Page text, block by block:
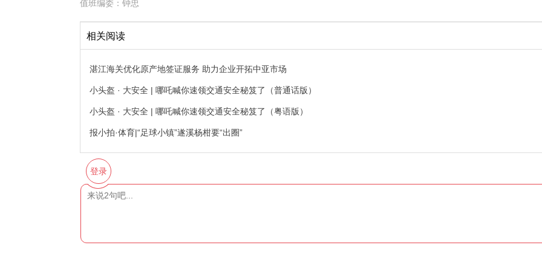
值班编委： 钟忠
相关阅读
湛江海关优化原产地签证服务 助力企业开拓中亚市场
小头盔 · 大安全 | 哪吒喊你速领交通安全秘笈了（普通话版）
小头盔 · 大安全 | 哪吒喊你速领交通安全秘笈了（粤语版）
报小拍·体育|“足球小镇”遂溪杨柑要“出圈”
登录